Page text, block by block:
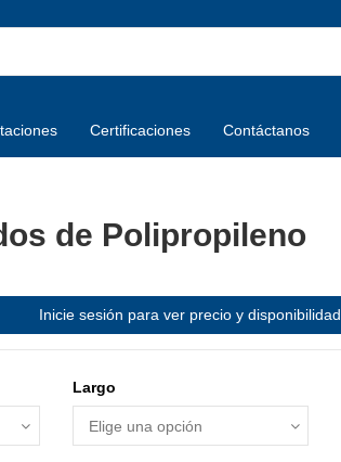
Certificaciones Contáctanos
de Polipropileno
Inicie sesión para ver precio y disponibilidad
Largo